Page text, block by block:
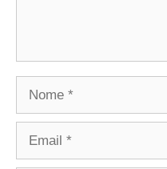
Nome
Email